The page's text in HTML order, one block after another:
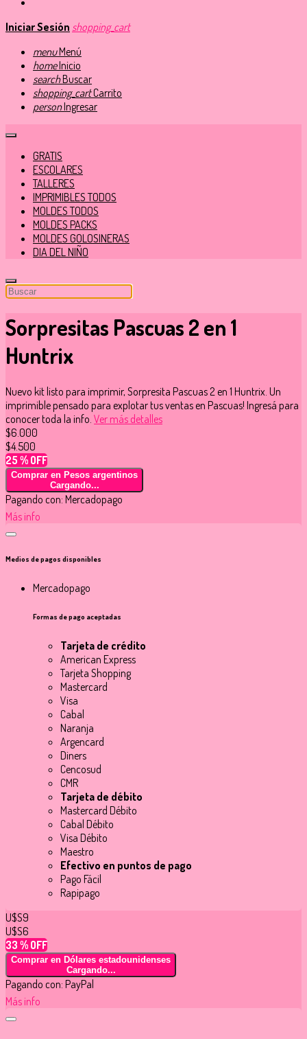
Iniciar Sesión shopping_cart
menuMenú
homeInicio
searchBuscar
shopping_cartCarrito
personIngresar
GRATIS
ESCOLARES
TALLERES
IMPRIMIBLES TODOS
MOLDES TODOS
MOLDES PACKS
MOLDES GOLOSINERAS
DIA DEL NIÑO
Sorpresitas Pascuas 2 en 1
Huntrix
Nuevo kit listo para imprimir, Sorpresita Pascuas 2 en 1 Huntrix. Un
imprimible pensado para explotar tus ventas en Pascuas! Ingresá para
conocer toda la info. Ver más detalles
$6.000
$4.500
25 % OFF
Comprar en Pesos argentinos
Cargando...
Pagando con: Mercadopago
Más info
Medios de pagos disponibles
Mercadopago
Formas de pago aceptadas
Tarjeta de crédito
American Express
Tarjeta Shopping
Mastercard
Visa
Cabal
Naranja
Argencard
Diners
Cencosud
CMR
Tarjeta de débito
Mastercard Débito
Cabal Débito
Visa Débito
Maestro
Efectivo en puntos de pago
Pago Fácil
Rapipago
U$S9
U$S6
33 % OFF
Comprar en Dólares estadounidenses
Cargando...
Pagando con: PayPal
Más info